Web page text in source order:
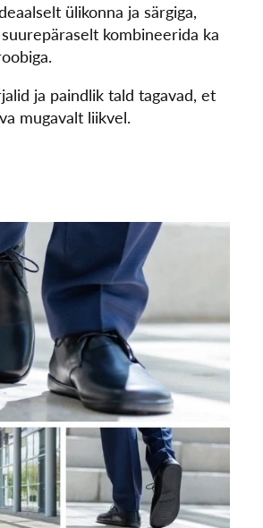
ülikonna ja särgiga,
kombineerida ka
ja paindlik tald tagavad, et
mugavalt liikvel.